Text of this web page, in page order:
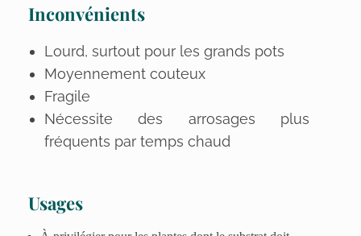
Inconvénients
Lourd, surtout pour les grands pots
Moyennement couteux
Fragile
Nécessite des arrosages plus
fréquents par temps chaud
Usages